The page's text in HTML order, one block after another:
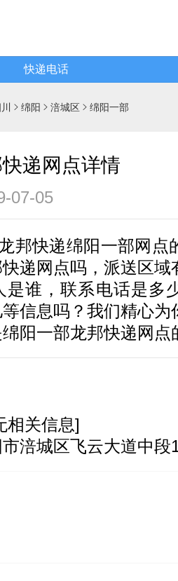
快递电话
 绵阳  涪城区  绵阳一部
递网点详情
07-05
邦快递绵阳一部网点
递 网点吗，派送区
是谁，联系电话是多
信息吗？我们精心为
阳一部龙邦快递网点
相关信息]
涪城区飞云大道中段